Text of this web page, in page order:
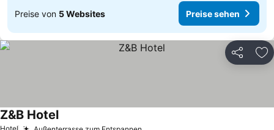
Preise von 5 Websites Preise sehen
Teilen
Hotel
Z&B Hotel